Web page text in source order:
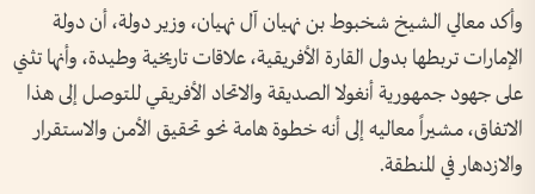
وأكد معالي الشيخ شخبوط بن نهيان آل نهيان، وزير دولة، أن دولة
الإمارات تربطها بدول القارة الأفريقية، علاقات تاريخية وطيدة، وأنها تثني
على جهود جمهورية أنغولا الصديقة والاتحاد الأفريقي للتوصل إلى هذا
الاتفاق، مشيراً معاليه إلى أنه خطوة هامة نحو تحقيق الأمن والاستقرار
والازدهار في المنطقة.